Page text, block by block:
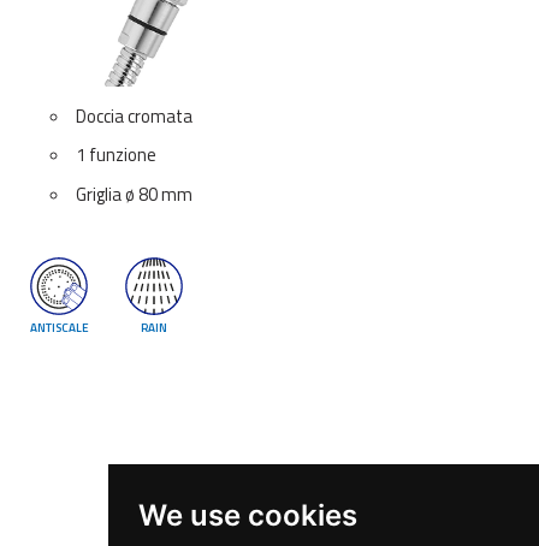
We use cookies
Doccia cromata
1 funzione
Griglia ø 80 mm
ANTISCALE RAIN